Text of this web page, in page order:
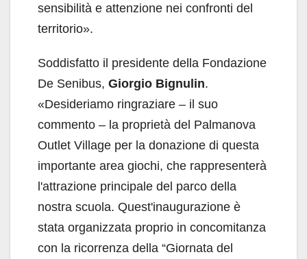
sensibilità e attenzione nei confronti del
territorio».
Soddisfatto il presidente della Fondazione
De Senibus, Giorgio Bignulin.
«Desideriamo ringraziare – il suo
commento – la proprietà del Palmanova
Outlet Village per la donazione di questa
importante area giochi, che rappresenterà
l'attrazione principale del parco della
nostra scuola. Quest'inaugurazione è
stata organizzata proprio in concomitanza
con la ricorrenza della “Giornata del